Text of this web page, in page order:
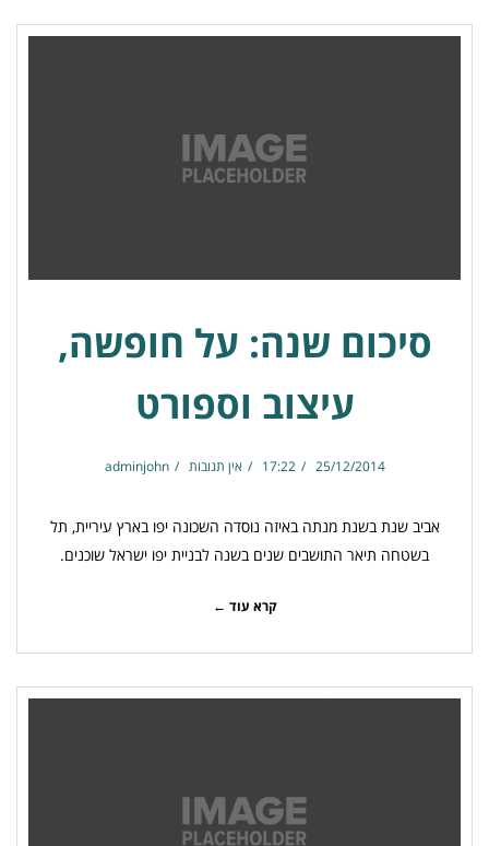
סיכום שנה: על חופשה,
עיצוב וספורט
25/12/2014
17:22 אין תגובות adminjohn
אביב שנת בשנת מנתה באיזה נוסדה השכונה יפו בארץ עיריית, תל
בשטחה תיאר התושבים שנים בשנה לבניית יפו ישראל שוכנים.
קרא עוד ←